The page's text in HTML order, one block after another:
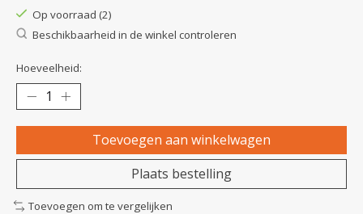
Op voorraad (2)
Beschikbaarheid in de winkel controleren
Hoeveelheid:
Toevoegen aan winkelwagen
Plaats bestelling
Toevoegen om te vergelijken